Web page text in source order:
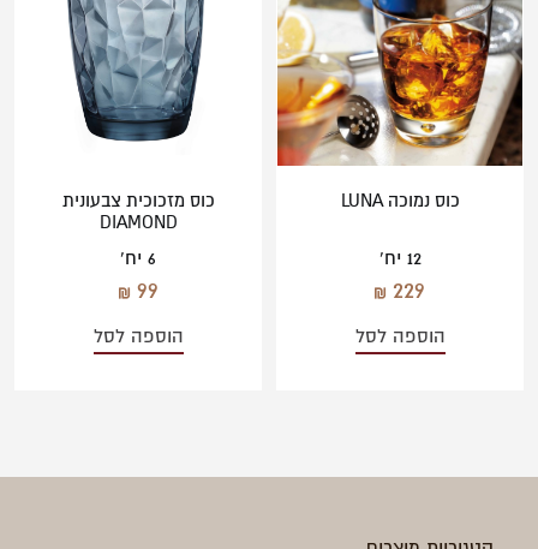
כוס נמוכה LUNA
12 יח'
229
הוספה לסל
כוס מזכוכית צבעונית
DIAMOND
6 יח'
99
הוספה לסל